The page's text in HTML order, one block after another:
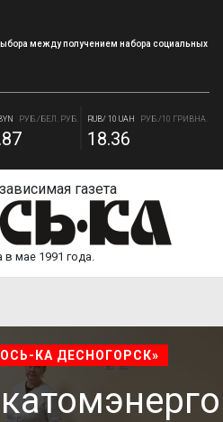
как завершилась вторая лагерная
между получением набора социальных
РУБ./ДОЛЛАР RUB/EUR
18.36
газета
в мае 1991 года.
КА ДЕСНОГОРСК»